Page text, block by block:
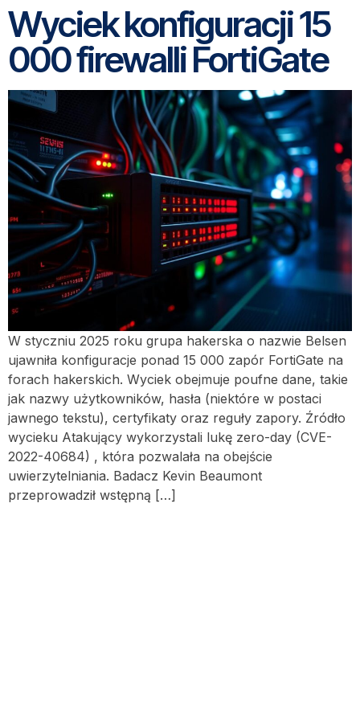
Wyciek konfiguracji 15
000 firewalli FortiGate
W styczniu 2025 roku grupa hakerska o nazwie Belsen
ujawniła konfiguracje ponad 15 000 zapór FortiGate na
forach hakerskich. Wyciek obejmuje poufne dane, takie
jak nazwy użytkowników, hasła (niektóre w postaci
jawnego tekstu), certyfikaty oraz reguły zapory. Źródło
wycieku Atakujący wykorzystali lukę zero-day (CVE-
2022-40684) , która pozwalała na obejście
uwierzytelniania. Badacz Kevin Beaumont
przeprowadził wstępną […]